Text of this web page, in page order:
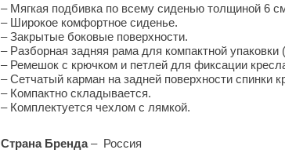
– Мягкая подбивка по всему сиденью толщиной 6
– Широкое комфортное сиденье.
– Закрытые боковые поверхности.
– Разборная задняя рама для компактной упаковки
– Ремешок с крючком и петлей для фиксации
– Сетчатый карман на задней поверхности спинки
– Компактно складывается.
– Комплектуется чехлом с лямкой.
Страна Бренда– Россия